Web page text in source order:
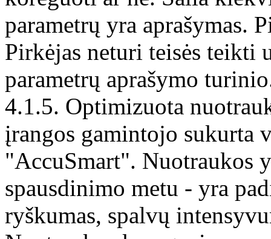
parametrų yra aprašymas.
Pirkėjas neturi teisės teikti
parametrų aprašymo
4.1.5. Optimizuota
įrangos gamintojo sukurta
"AccuSmart". Nuotraukos
spausdinimo metu - yra
ryškumas, spalvų